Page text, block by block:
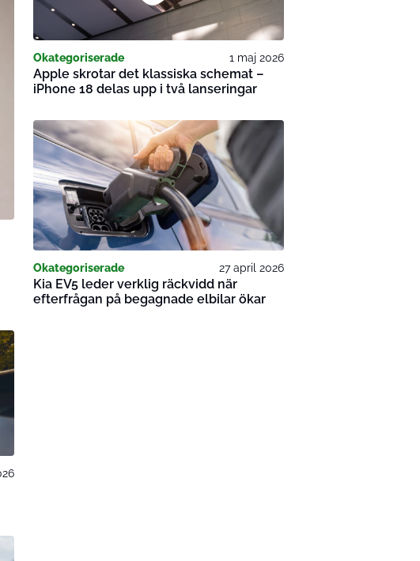
Okategoriserade 1 maj 2026
Apple skrotar det klassiska schemat –
iPhone 18 delas upp i två lanseringar
Okategoriserade 27 april 2026
Kia EV5 leder verklig räckvidd när
efterfrågan på begagnade elbilar ökar